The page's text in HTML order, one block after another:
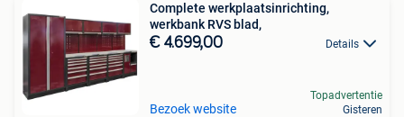
Complete werkplaatsinrichting,
werkbank RVS blad,
€ 4.699,00 Details
Bezoek website
Topadvertentie
Gisteren